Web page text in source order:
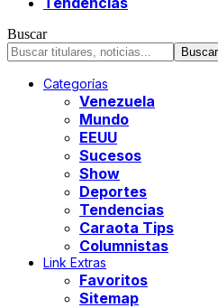
Buscar
Categorías
Venezuela
Mundo
EEUU
Sucesos
Show
Deportes
Tendencias
Caraota Tips
Columnistas
Link Extras
Favoritos
Sitemap